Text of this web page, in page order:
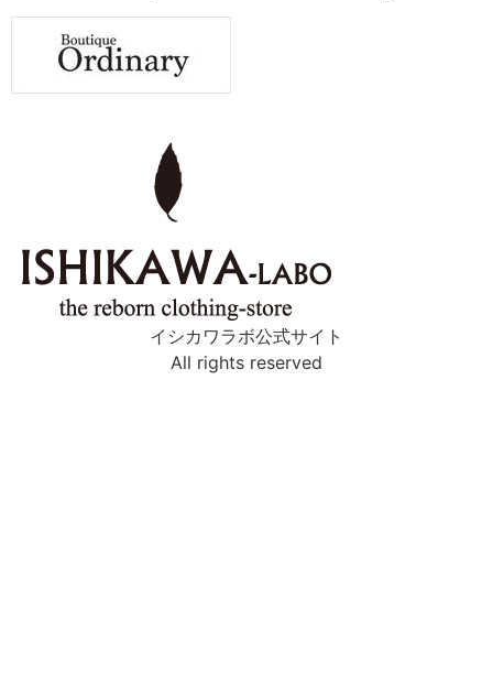
イシカワラボ公式サイト
All rights reserved